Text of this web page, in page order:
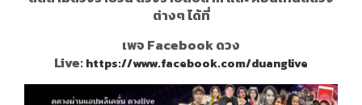
ต่างๆ ได้ที่
เพจ Facebook ดวง
Live:https://www.facebook.com/duanglive